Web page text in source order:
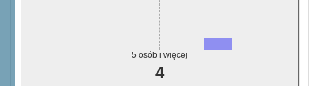
5 osób i więcej
4